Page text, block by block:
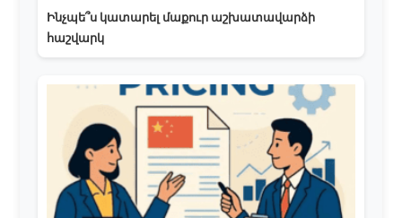
Ինչպե՞ս կատարել մաքուր աշխատավարձի
հաշվարկ